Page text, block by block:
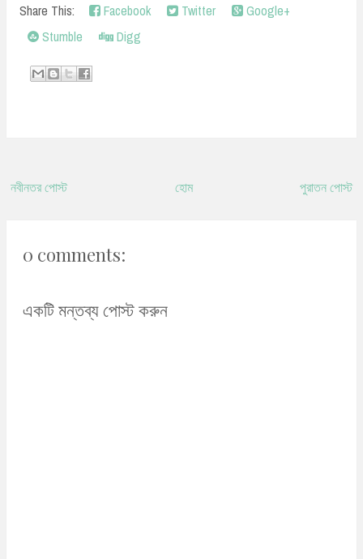
Share This: Facebook Twitter
Google+
Stumble
Digg
নবীনতর পোস্ট পুরাতন পোস্ট
হোম
0 comments:
একটি মন্তব্য পোস্ট করুন